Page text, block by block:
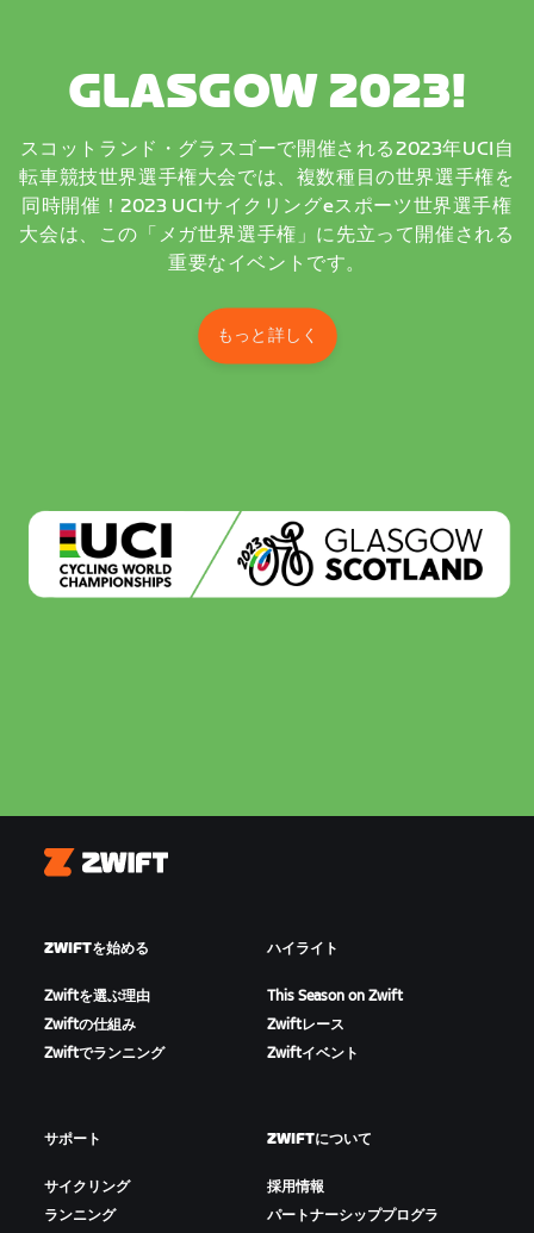
GLASGOW 2023!
スコットランド・グラスゴーで開催される2023年UCI自
転車競技世界選手権大会では、複数種目の世界選手権を
同時開催！2023 UCIサイクリングeスポーツ世界選手権
大会は、この「メガ世界選手権」に先立って開催される
重要なイベントです。
もっと詳しく
Zwift
ZWIFTを始める
Zwiftを選ぶ理由
Zwiftの仕組み
Zwiftでランニング
ハイライト
This Season on Zwift
Zwiftレース
Zwiftイベント
サポート
サイクリング
ランニング
ZWIFTについて
採用情報
パートナーシッププログラ